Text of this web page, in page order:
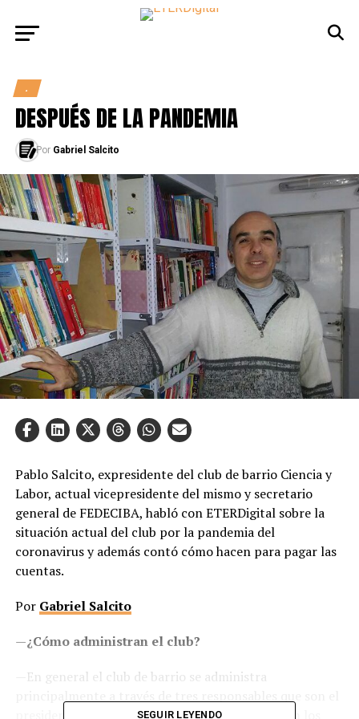
.
DESPUÉS DE LA PANDEMIA
Por Gabriel Salcito
Pablo Salcito, expresidente del club de barrio Ciencia y
Labor, actual vicepresidente del mismo y secretario
general de FEDECIBA, habló con ETERDigital sobre la
situación actual del club por la pandemia del
coronavirus y además contó cómo hacen para pagar las
cuentas.
Por Gabriel Salcito
—¿Cómo administran el club?
—En general el club de barrio se administra
presidente, secretario general y tesorero que son los
SEGUIR LEYENDO